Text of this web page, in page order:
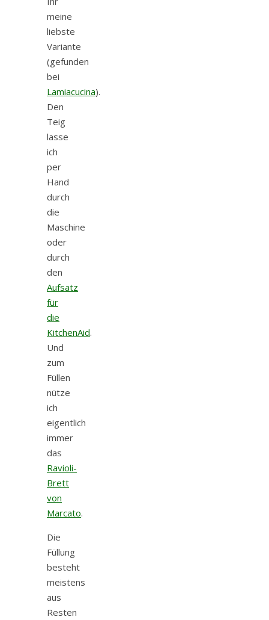
meine
liebste
Variante
(gefunden
bei
Lamiacucina).
Den
Teig
lasse
ich
per
Hand
durch
die
Maschine
oder
durch
den
Aufsatz
für
die
KitchenAid.
Und
zum
Füllen
nütze
ich
eigentlich
immer
das
Ravioli-
Brett
von
Marcato.
Die
Füllung
besteht
meistens
aus
Resten